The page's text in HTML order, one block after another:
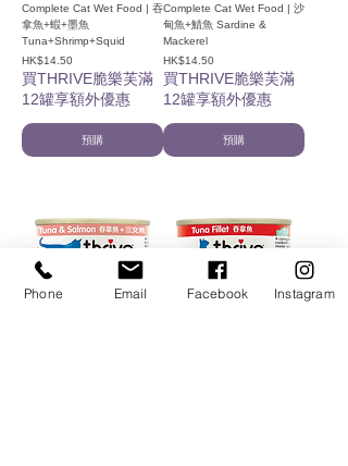
Complete Cat Wet Food | 吞
拿魚+蝦+墨魚
Tuna+Shrimp+Squid
價格
HK$14.50
買THRIVE脆樂芙滿
12罐享額外優惠
預購
Complete Cat Wet Food | 沙
甸魚+鯖魚 Sardine &
Mackerel
價格
HK$14.50
買THRIVE脆樂芙滿
12罐享額外優惠
預購
Phone Email Facebook Instagram